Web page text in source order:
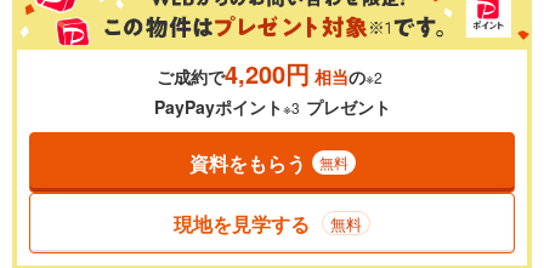
ご成約で4,200円 相当の※2
PayPayポイント※3 プレゼント
資料をもらう 無料
現地を見学する 無料